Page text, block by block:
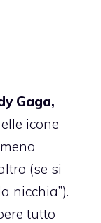
Gaga,
icone
(se si
nicchia”).
tutto